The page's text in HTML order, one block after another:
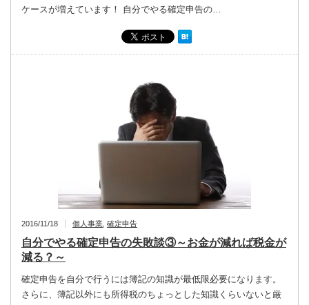
ケースが増えています！ 自分でやる確定申告の…
2016/11/18 個人事業 確定申告
自分でやる確定申告の失敗談③～お金が減れば税金が
減る？～
確定申告を自分で行うには簿記の知識が最低限必要になります。
さらに、簿記以外にも所得税のちょっとした知識くらいないと厳